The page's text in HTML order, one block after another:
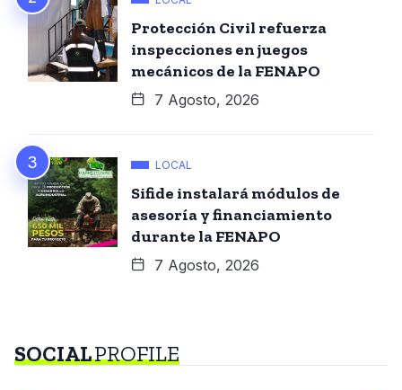
Protección Civil refuerza
inspecciones en juegos
mecánicos de la FENAPO
7 Agosto, 2026
LOCAL
Sifide instalará módulos de
asesoría y financiamiento
durante la FENAPO
7 Agosto, 2026
SOCIALPROFILE